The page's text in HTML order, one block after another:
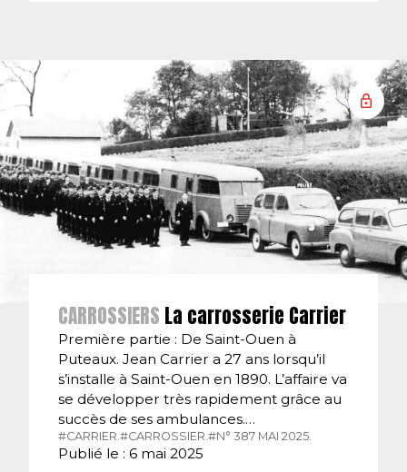
CARROSSIERS La carrosserie Carrier
Première partie : De Saint-Ouen à
Puteaux. Jean Carrier a 27 ans lorsqu’il
s’installe à Saint-Ouen en 1890. L’affaire va
se développer très rapidement grâce au
succès de ses ambulances.…
#CARRIER.#CARROSSIER.#N° 387 MAI 2025.
Publié le : 6 mai 2025